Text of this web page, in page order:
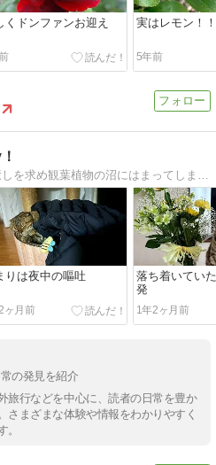
くドンファンお迎え 実はレモン！！
5年前
りは夜中の嘔吐
ヶ月前
落ち着いてい
発
1年2ヶ月前
の発見を紹介
旅行などを中心に、読者の日常を豊か
さまざまな体験や情報をわかりやすく
。